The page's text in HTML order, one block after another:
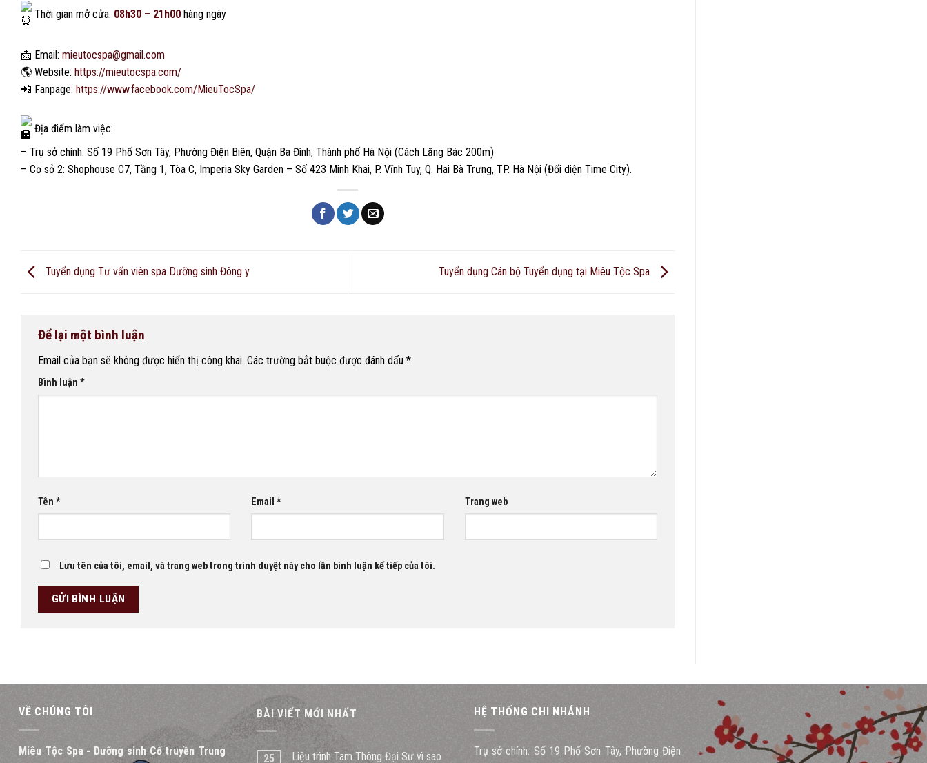
Thời gian mở cửa: 08h30 – 21h00 hàng ngày
📩 Email: mieutocspa@gmail.com
🌎 Website: https://mieutocspa.com/
📲 Fanpage: https://www.facebook.com/MieuTocSpa/
Địa điểm làm việc:
– Trụ sở chính: Số 19 Phố Sơn Tây, Phường Điện Biên, Quận Ba Đình, Thành phố Hà Nội (Cách Lăng Bác 200m)
– Cơ sở 2: Shophouse C7, Tầng 1, Tòa C, Imperia Sky Garden – Số 423 Minh Khai, P. Vĩnh Tuy, Q. Hai Bà Trưng, TP. Hà Nội (Đối diện Time City).
Tuyển dụng Tư vấn viên spa Dưỡng sinh Đông y Tuyển dụng Cán bộ Tuyển dụng tại Miêu Tộc Spa
Để lại một bình luận
Email của bạn sẽ không được hiển thị công khai. Các trường bắt buộc được đánh dấu *
Bình luận *
Tên * Email* Trang web
Lưu tên của tôi, email, và trang web trong trình duyệt này cho lần bình luận kế tiếp của tôi.
VỀ CHÚNG TÔI
Miêu Tộc Spa - Dưỡng sinh Cổ truyền Trung
BÀI VIẾT MỚI NHẤT
25
Liệu trình Tam Thông Đại Sư vì sao
HỆ THỐNG CHI NHÁNH
Trụ sở chính: Số 19 Phố Sơn Tây, Phường Điện